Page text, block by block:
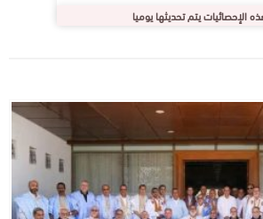
الإحصائيات يتم تحديثها يوميا